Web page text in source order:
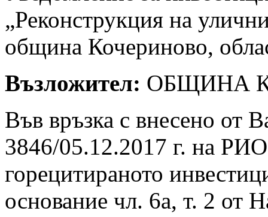
„Реконструкция на
община Кочериново,
Възложител: ОБЩИНА
Във връзка с внесено от
3846/05.12.2017 г. на
горецитираното
основание чл. 6а, т. 2 от